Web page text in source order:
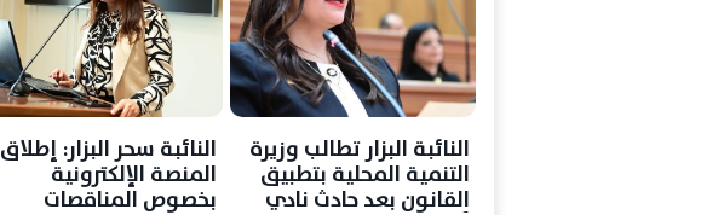
النائبة البزار تطالب وزيرة
التنمية المحلية بتطبيق
القانون بعد حادث نادي
النائبة سحر البزار: إطلاق
المنصة الإلكترونية
بخصوص المناقصات